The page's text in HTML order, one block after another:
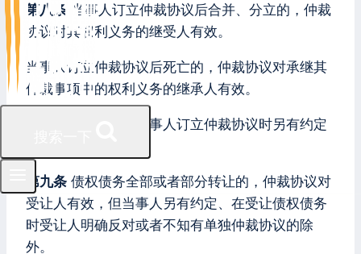
第八条 当事人订立仲裁协议后合并、分立的，仲裁
协议对其权利义务的继受人有效。
当事人订立仲裁协议后死亡的，仲裁协议对承继其
仲裁事项中的权利义务的继承人有效。
前两款规定情形，当事人订立仲裁协议时另有约定
第九条 债权债务全部或者部分转让的，仲裁协议对
受让人有效，但当事人另有约定、在受让债权债务
时受让人明确反对或者不知有单独仲裁协议的除
外。